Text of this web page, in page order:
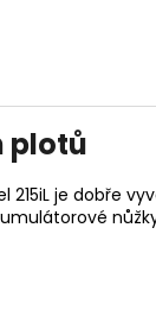
plotů
215iL je